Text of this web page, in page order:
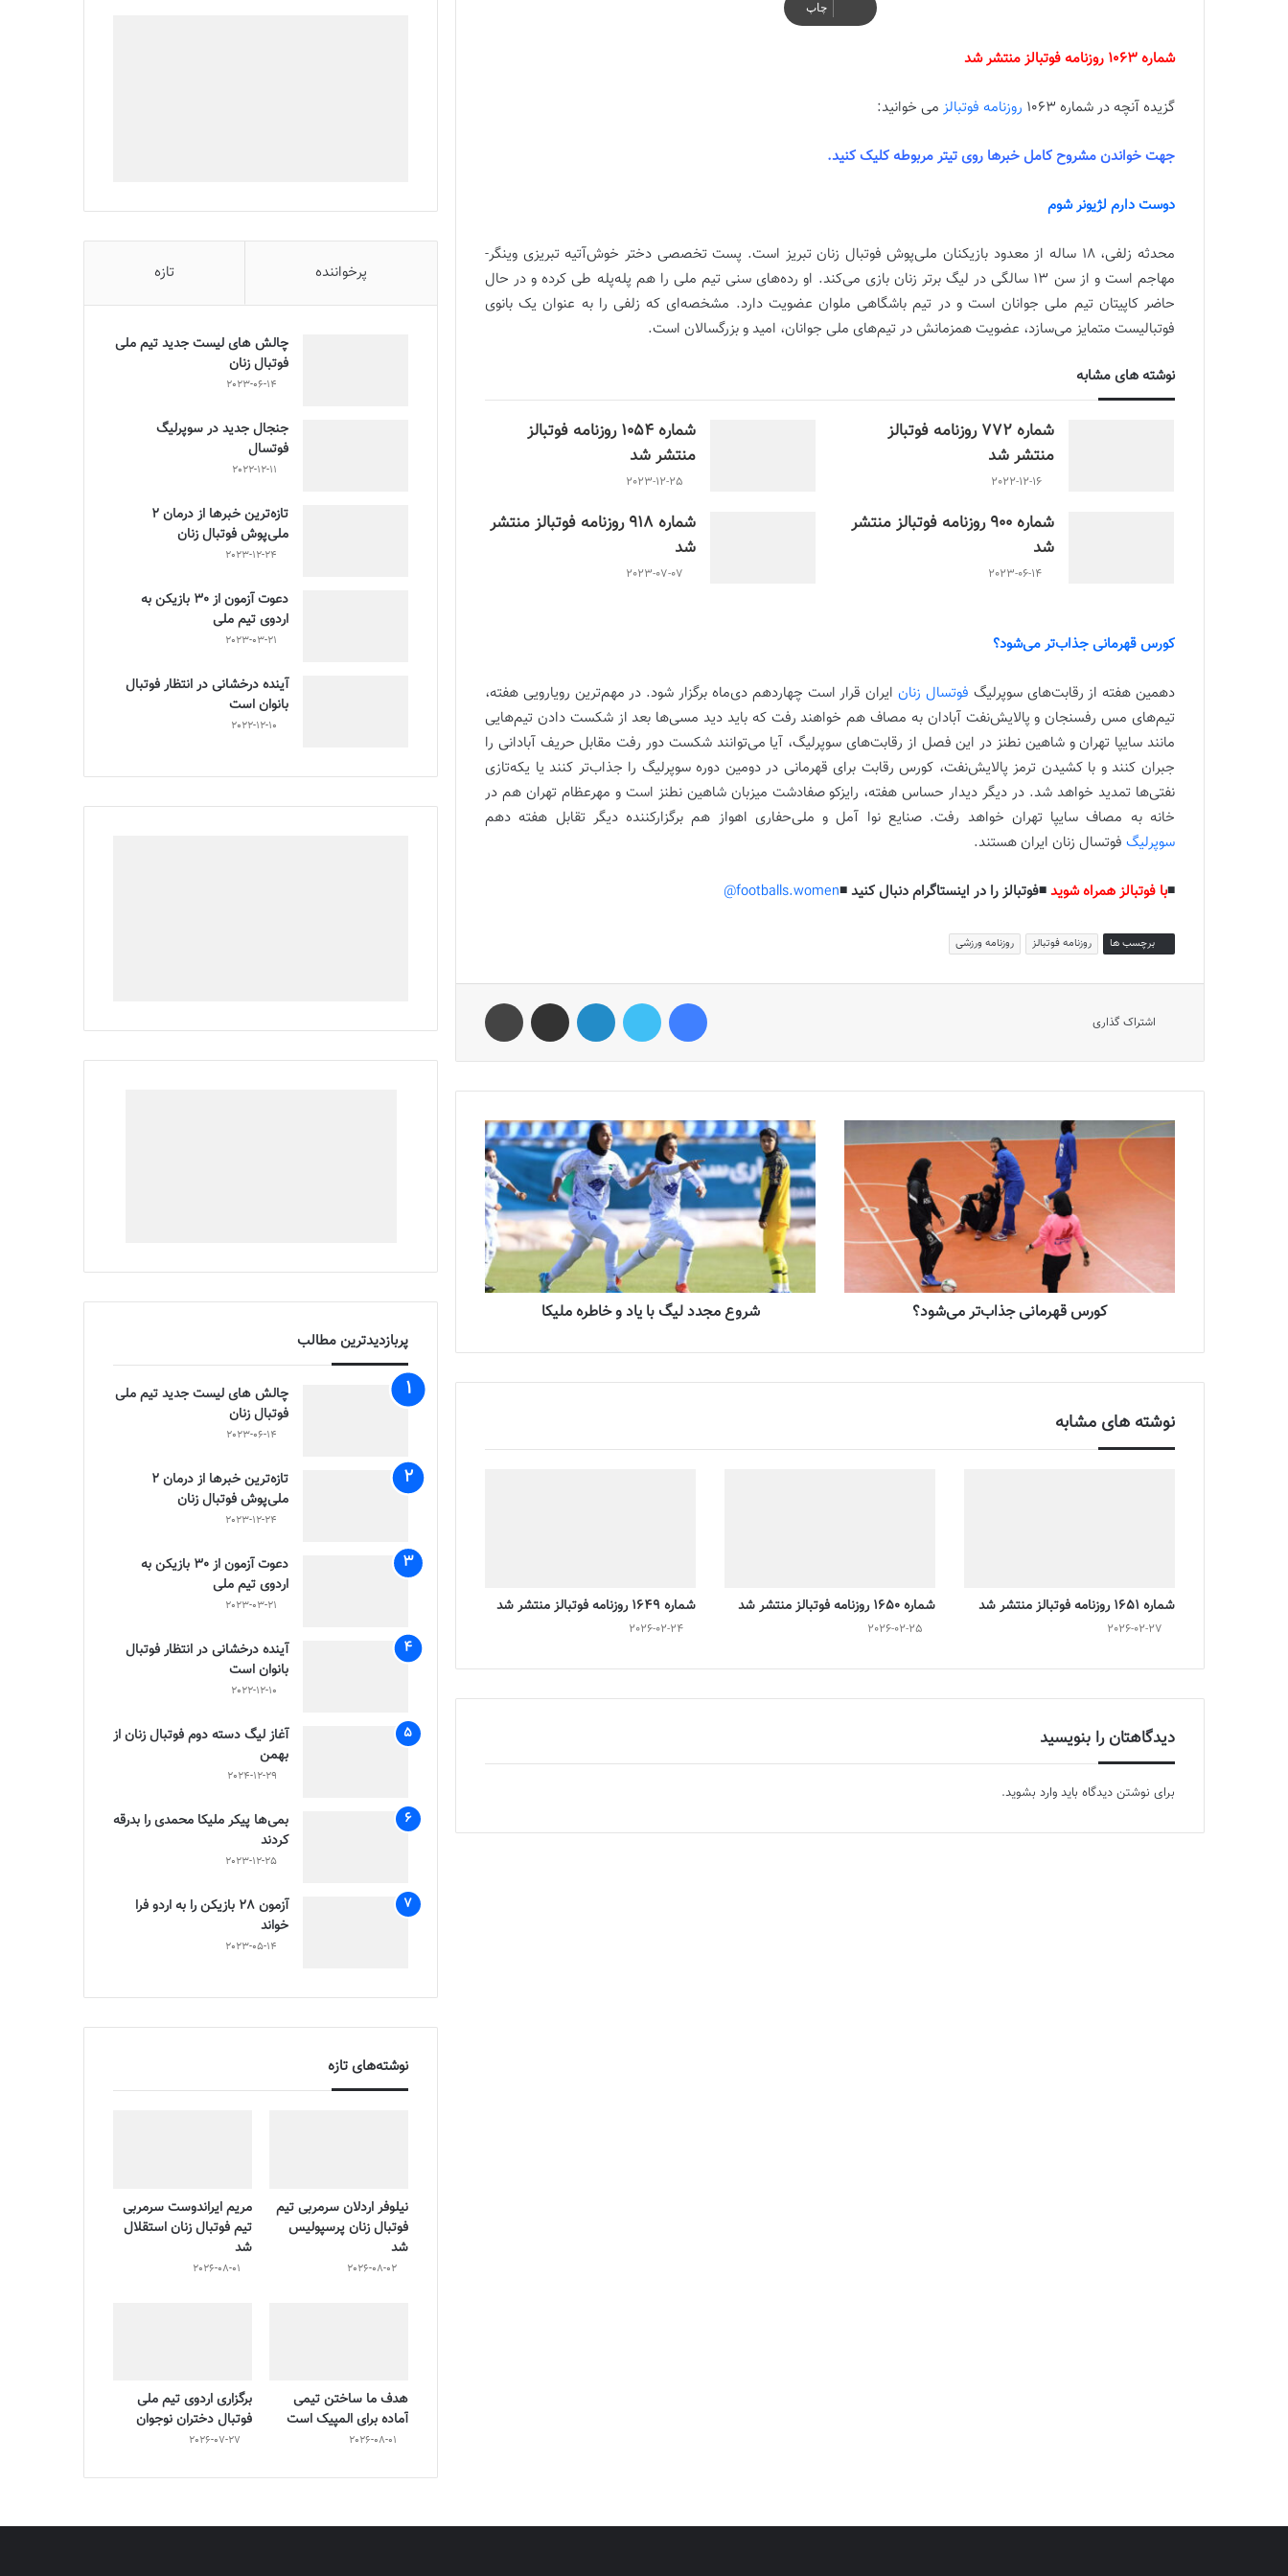
چاپ
شماره 1063 روزنامه فوتبالز منتشر شد
گزیده آنچه در شماره 1063 روزنامه فوتبالز می خوانید:
جهت خواندن مشروح کامل خبرها روی تیتر مربوطه کلیک کنید.
دوست دارم لژیونر شوم
محدثه زلفی، ۱۸ ساله از معدود بازیکنان ملی‌پوش فوتبال زنان تبریز است. پست تخصصی دختر خوش‌آتیه تبریزی وینگر-
مهاجم است و از سن ۱۳ سالگی در لیگ برتر زنان بازی می‌کند. او رده‌های سنی تیم ملی را هم پله‌پله طی کرده و در حال
حاضر کاپیتان تیم ملی جوانان است و در تیم باشگاهی ملوان عضویت دارد. مشخصه‌ای که زلفی را به عنوان یک بانوی
فوتبالیست متمایز می‌سازد، عضویت همزمانش در تیم‌های ملی جوانان، امید و بزرگسالان است.
نوشته های مشابه
شماره 772 روزنامه فوتبالز
منتشر شد
2022-12-16
شماره 1054 روزنامه فوتبالز
منتشر شد
2023-12-25
شماره 900 روزنامه فوتبالز منتشر
شد
2023-06-14
شماره 918 روزنامه فوتبالز منتشر
شد
2023-07-07
کورس قهرمانی جذاب‌تر می‌شود؟
دهمین هفته از رقابت‌های سوپرلیگ فوتسال زنانایران قرار است چهاردهم دی‌ماه برگزار شود. در مهم‌ترین رویارویی هفته،
تیم‌های مس رفسنجان و پالایش‌نفت آبادان به مصاف هم خواهند رفت که باید دید مسی‌ها بعد از شکست دادن تیم‌هایی
مانند سایپا تهران و شاهین نطنز در این فصل از رقابت‌های سوپرلیگ، آیا می‌توانند شکست دور رفت مقابل حریف آبادانی را
جبران کنند و با کشیدن ترمز پالایش‌نفت، کورس رقابت برای قهرمانی در دومین دوره سوپرلیگ را جذاب‌تر کنند یا یکه‌تازی
نفتی‌ها تمدید خواهد شد. در دیگر دیدار حساس هفته، رایزکو صفادشت میزبان شاهین نطنز است و مهرعظام تهران هم در
خانه به مصاف سایپا تهران خواهد رفت. صنایع نوا آمل و ملی‌حفاری اهواز هم برگزارکننده دیگر تقابل هفته دهم
سوپرلیگ فوتسال زنان ایران هستند.
◾️با فوتبالز همراه شوید◾️فوتبالز را در اینستاگرام دنبال کنید ◾️footballs.women@
برچسب ها روزنامه فوتبالز روزنامه ورزشی
اشتراک گذاری
کورس قهرمانی جذاب‌تر می‌شود؟ شروع مجدد لیگ با یاد و خاطره ملیکا
نوشته های مشابه
شماره 1651 روزنامه فوتبالز منتشر شد
2026-02-27
شماره 1650 روزنامه فوتبالز منتشر شد
2026-02-25
شماره 1649 روزنامه فوتبالز منتشر شد
2026-02-24
دیدگاهتان را بنویسید
برای نوشتن دیدگاه باید وارد بشوید.
پرخواننده تازه
چالش هاى ليست جدید تيم ملى
فوتبال زنان
2023-06-14
جنجال جدید در سوپرلیگ
فوتسال
2022-12-11
تازه‌ترین خبرها از درمان ۲
ملی‌پوش فوتبال زنان
2023-12-24
دعوت آزمون از 30 بازیکن به
اردوی تیم ملی
2023-03-21
آینده درخشانی در انتظار فوتبال
بانوان است
2022-12-10
پربازدیدترین مطالب
چالش هاى ليست جدید تيم ملى
فوتبال زنان
2023-06-14
تازه‌ترین خبرها از درمان ۲
ملی‌پوش فوتبال زنان
2023-12-24
دعوت آزمون از 30 بازیکن به
اردوی تیم ملی
2023-03-21
آینده درخشانی در انتظار فوتبال
بانوان است
2022-12-10
آغاز لیگ دسته دوم فوتبال زنان از
بهمن
2024-12-29
بمی‌ها پیکر ملیکا محمدی را بدرقه
کردند
2023-12-25
آزمون 28 بازیکن را به اردو فرا
خواند
2023-05-14
نوشته‌های تازه
نیلوفر اردلان سرمربی تیم
فوتبال زنان پرسپولیس
شد
2026-08-02
مریم ایراندوست سرمربی
تیم فوتبال زنان استقلال
شد
2026-08-01
هدف ما ساختن تیمی
آماده برای المپیک است
2026-08-01
برگزاری اردوی تیم ملی
فوتبال دختران نوجوان
2026-07-27